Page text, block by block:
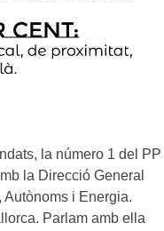
la número 1 del PP
la Direcció General
Autònoms i Energia.
Parlam amb ella